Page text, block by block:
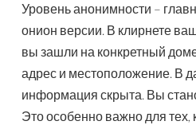
Уровень анонимности –
онион версии. В клирнете
вы зашли на конкретный
адрес и местоположение. В
информация скрыта. Вы
Это особенно важно для тех,